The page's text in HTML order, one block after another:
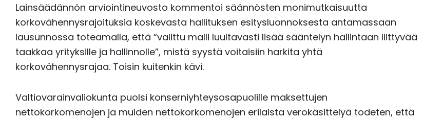
Lainsäädännön arviointineuvosto kommentoi säännösten monimutkaisuutta
korkovähennysrajoituksia koskevasta hallituksen esitysluonnoksesta antamassaan
lausunnossa toteamalla, että “valittu malli luultavasti lisää sääntelyn hallintaan liittyvää
taakkaa yrityksille ja hallinnolle”, mistä syystä voitaisiin harkita yhtä
korkovähennysrajaa. Toisin kuitenkin kävi.
Valtiovarainvaliokunta puolsi konserniyhteysosapuolille maksettujen
nettokorkomenojen ja muiden nettokorkomenojen erilaista verokäsittelyä todeten, että